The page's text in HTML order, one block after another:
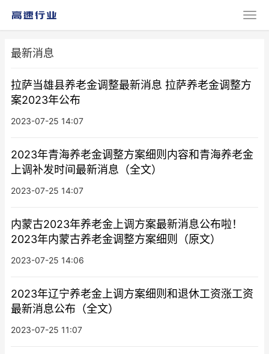
最新消息
拉萨当雄县养老金调整最新消息 拉萨养老金调整方
案2023年公布
2023-07-25 14:07
2023年青海养老金调整方案细则内容和青海养老金
上调补发时间最新消息（全文）
2023-07-25 14:07
内蒙古2023年养老金上调方案最新消息公布啦！
2023年内蒙古养老金调整方案细则（原文）
2023-07-25 14:06
2023年辽宁养老金上调方案细则和退休工资涨工资
最新消息公布（全文）
2023-07-25 11:07